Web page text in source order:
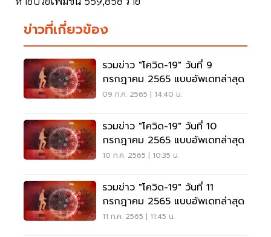
ข่าวที่เกี่ยวข้อง
รวมข่าว "โควิด-19" วันที่ 9
กรกฎาคม 2565 แบบอัพเดทล่าสุด
09 ก.ค. 2565 | 14:40 น.
รวมข่าว "โควิด-19" วันที่ 10
กรกฎาคม 2565 แบบอัพเดทล่าสุด
10 ก.ค. 2565 | 10:35 น.
รวมข่าว "โควิด-19" วันที่ 11
กรกฎาคม 2565 แบบอัพเดทล่าสุด
11 ก.ค. 2565 | 11:45 น.